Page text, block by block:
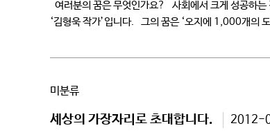
여러분의 꿈은 무엇인가요? 사회에서 크게 성공하
‘김형욱 작가’입니다. 그의 꿈은 ‘오지에 1,000개의
미분류
세상의 가장자리로 초대합니다. 2012-